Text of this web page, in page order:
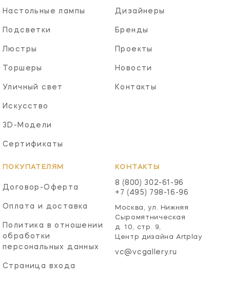
Настольные лампы
Подсветки
Люстры
Торшеры
Уличный свет
Искусство
3D-Модели
Сертификаты
Дизайнеры
Бренды
Проекты
Новости
Контакты
ПОКУПАТЕЛЯМ
Договор-Оферта
Оплата и доставка
Политика в отношении
обработки
персональных данных
Страница входа
КОНТАКТЫ
8 (800) 302-61-96
+7 (495) 798-16-96
Москва, ул. Нижняя
Сыромятническая
д. 10, стр. 9,
Центр дизайна Artplay
vc@vcgallery.ru